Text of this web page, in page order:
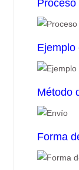
Ejemplo
Método
Forma